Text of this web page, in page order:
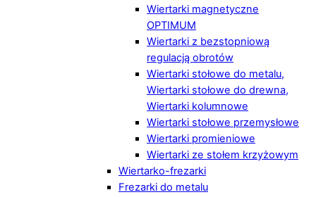
Wiertarki magnetyczne
OPTIMUM
Wiertarki z bezstopniową
regulacją obrotów
Wiertarki stołowe do metalu,
Wiertarki stołowe do drewna,
Wiertarki kolumnowe
Wiertarki stołowe przemysłowe
Wiertarki promieniowe
Wiertarki ze stołem krzyżowym
Wiertarko-frezarki
Frezarki do metalu